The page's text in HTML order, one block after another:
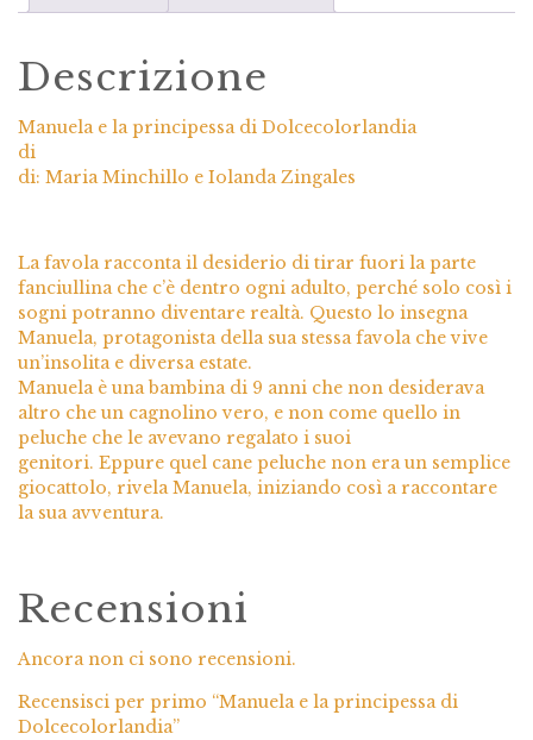
Descrizione
Manuela e la principessa di Dolcecolorlandia
di
di: Maria Minchillo e Iolanda Zingales
La favola racconta il desiderio di tirar fuori la parte
fanciullina che c’è dentro ogni adulto, perché solo così i
sogni potranno diventare realtà. Questo lo insegna
Manuela, protagonista della sua stessa favola che vive
un’insolita e diversa estate.
Manuela è una bambina di 9 anni che non desiderava
altro che un cagnolino vero, e non come quello in
peluche che le avevano regalato i suoi
genitori. Eppure quel cane peluche non era un semplice
giocattolo, rivela Manuela, iniziando così a raccontare
la sua avventura.
Recensioni
Ancora non ci sono recensioni.
Recensisci per primo “Manuela e la principessa di
Dolcecolorlandia”